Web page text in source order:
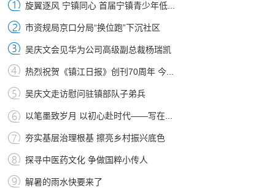
旋翼逐风 宁镇同心 首届宁镇青少年低...
市资规局京口分局“换位跑”下沉社区
吴庆文会见华为公司高级副总裁杨瑞凯
热烈祝贺《镇江日报》创刊70周年 今...
吴庆文走访慰问驻镇部队子弟兵
以笔墨致岁月 以初心赴时代——写在...
夯实基层治理根基 擦亮乡村振兴底色
探寻中医药文化 争做国粹小传人
解暑的雨水快要来了